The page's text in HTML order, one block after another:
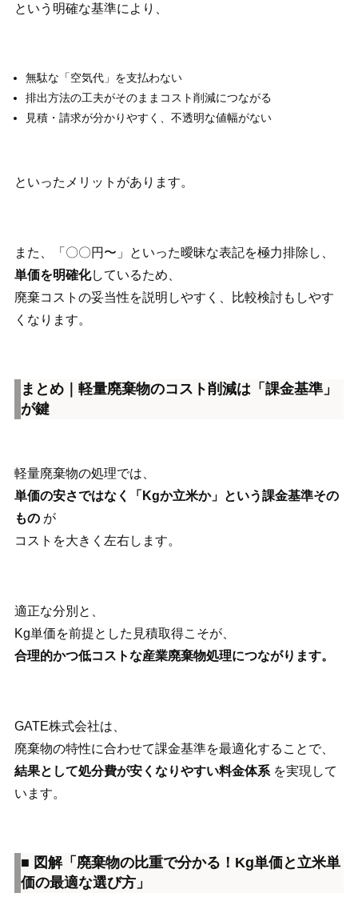
という明確な基準により、
無駄な「空気代」を支払わない
排出方法の工夫がそのままコスト削減につながる
見積・請求が分かりやすく、不透明な値幅がない
といったメリットがあります。
また、「〇〇円〜」といった曖昧な表記を極力排除し、
単価を明確化しているため、
廃棄コストの妥当性を説明しやすく、比較検討もしやす
くなります。
まとめ｜軽量廃棄物のコスト削減は「課金基準」
が鍵
軽量廃棄物の処理では、
単価の安さではなく「Kgか立米か」という課金基準その
ものが
コストを大きく左右します。
適正な分別と、
Kg単価を前提とした見積取得こそが、
合理的かつ低コストな産業廃棄物処理につながります。
GATE株式会社は、
廃棄物の特性に合わせて課金基準を最適化することで、
結果として処分費が安くなりやすい料金体系を実現して
います。
■ 図解「廃棄物の比重で分かる！Kg単価と立米単
価の最適な選び方」